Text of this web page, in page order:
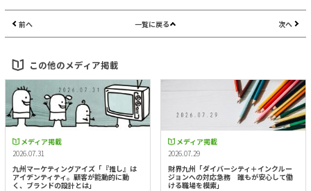
前へ 一覧に戻る 次へ
この他のメディア掲載
メディア掲載
2026.07.31
九州マーケティングアイズ「『推し』は
アイデンティティ。顧客が能動的に動
く、ブランドの設計とは」
メディア掲載
2026.07.29
財界九州「ダイバーシティ＋インクルー
ジョンへの対応急務 誰もが安心して働
ける職場を模索」